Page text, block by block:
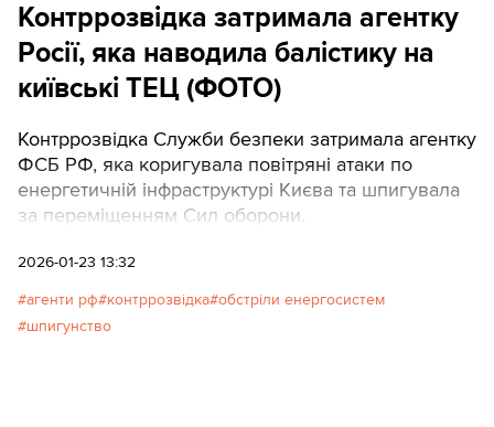
Контррозвідка затримала агентку
Росії, яка наводила балістику на
київські ТЕЦ (ФОТО)
Контррозвідка Служби безпеки затримала агентку
ФСБ РФ, яка коригувала повітряні атаки по
енергетичній інфраструктурі Києва та шпигувала
за переміщенням Сил оборони.
2026-01-23 13:32
агенти рф контррозвідка обстріли енергосистем
шпигунство